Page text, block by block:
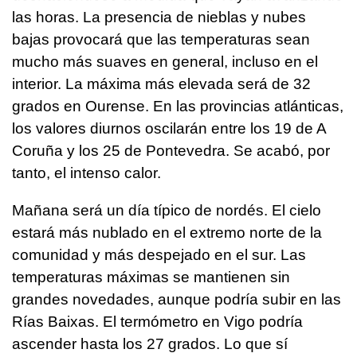
las horas. La presencia de nieblas y nubes
bajas provocará que las temperaturas sean
mucho más suaves en general, incluso en el
interior. La máxima más elevada será de 32
grados en Ourense. En las provincias atlánticas,
los valores diurnos oscilarán entre los 19 de A
Coruña y los 25 de Pontevedra. Se acabó, por
tanto, el intenso calor.
Mañana será un día típico de nordés. El cielo
estará más nublado en el extremo norte de la
comunidad y más despejado en el sur. Las
temperaturas máximas se mantienen sin
grandes novedades, aunque podría subir en las
Rías Baixas. El termómetro en Vigo podría
ascender hasta los 27 grados. Lo que sí